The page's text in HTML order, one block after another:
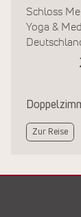
Schloss
Yoga &
Zur Reise